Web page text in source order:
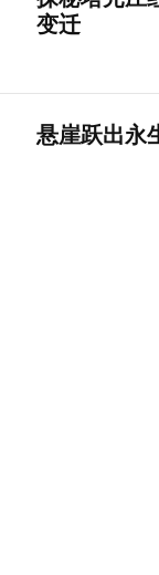
变迁
悬崖跃出永